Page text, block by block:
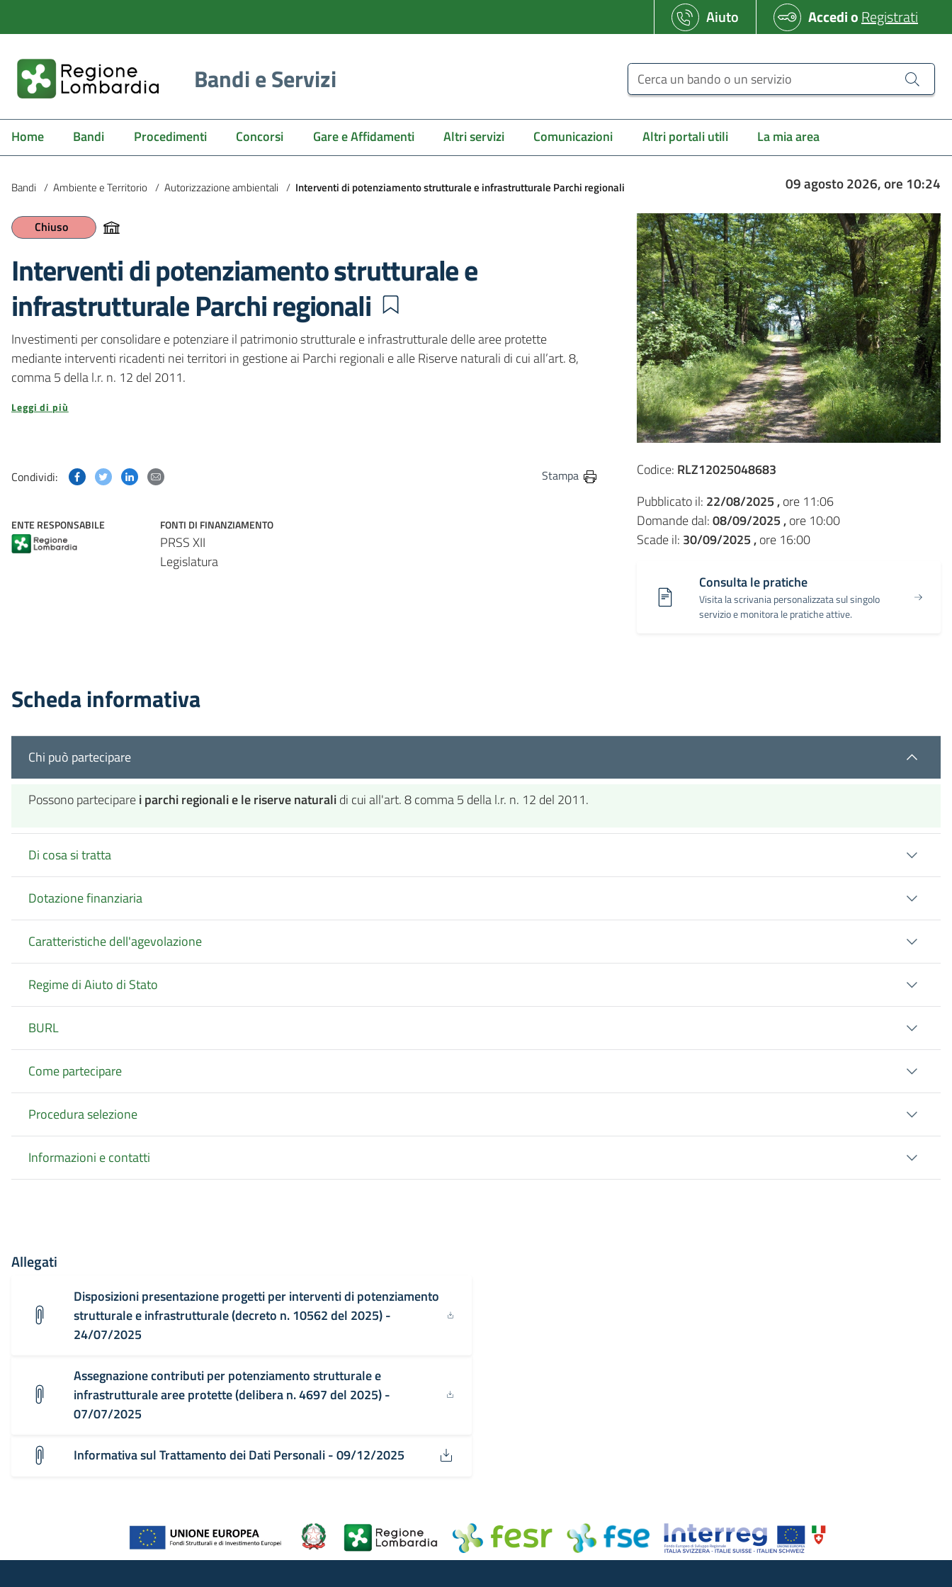
Aiuto AccedioRegistrati
Bandi e Servizi Cerca un bando o un servizio
Home Bandi Procedimenti Concorsi Gare e Affidamenti Altri servizi Comunicazioni Altri portali utili La mia area
Bandi / Ambiente e Territorio / Autorizzazione ambientali / Interventi di potenziamento strutturale e infrastrutturale Parchi regionali 09 agosto 2026, ore 10:24
Chiuso
Interventi di potenziamento strutturale e
infrastrutturale Parchi regionali
Investimenti per consolidare e potenziare il patrimonio strutturale e infrastrutturale delle aree protette
mediante interventi ricadenti nei territori in gestione ai Parchi regionali e alle Riserve naturali di cui all’art. 8,
comma 5 della l.r. n. 12 del 2011.
Leggi di più
Condividi: Condividi questa pagina su Facebook
Condividi questa pagina su Twitter
Condividi questa pagina su Linkedin Stampa
ENTE RESPONSABILE FONTI DI FINANZIAMENTO
PRSS XII
Legislatura
Codice: RLZ12025048683
Pubblicato il: 22/08/2025 ,ore 11:06
Domande dal:08/09/2025 ,ore 10:00
Scade il: 30/09/2025 ,ore 16:00
Consulta le pratiche
Visita la scrivania personalizzata sul singolo
servizio e monitora le pratiche attive.
Scheda informativa
Chi può partecipare
Possono parteciparei parchi regionali e le riserve naturalidi cui all'art. 8 comma 5 della l.r. n. 12 del 2011.
Di cosa si tratta
Dotazione finanziaria
Caratteristiche dell'agevolazione
Regime di Aiuto di Stato
BURL
Come partecipare
Procedura selezione
Informazioni e contatti
Allegati
Disposizioni presentazione progetti per interventi di potenziamento
strutturale e infrastrutturale (decreto n. 10562 del 2025) -
24/07/2025
Assegnazione contributi per potenziamento strutturale e
infrastrutturale aree protette (delibera n. 4697 del 2025) -
07/07/2025
Informativa sul Trattamento dei Dati Personali - 09/12/2025